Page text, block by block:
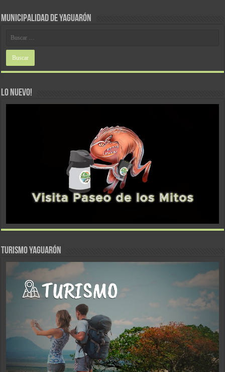
MUNICIPALIDAD DE YAGUARÓN
LO NUEVO!
TURISMO YAGUARÓN